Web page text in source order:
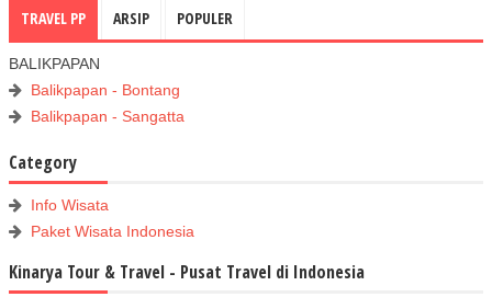
TRAVEL PP ARSIP POPULER
BALIKPAPAN
Balikpapan - Bontang
Balikpapan - Sangatta
Category
Info Wisata
Paket Wisata Indonesia
Kinarya Tour & Travel - Pusat Travel di Indonesia